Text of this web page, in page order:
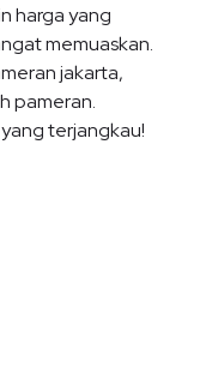
harga yang
memuaskan.
jakarta,
pameran.
terjangkau!